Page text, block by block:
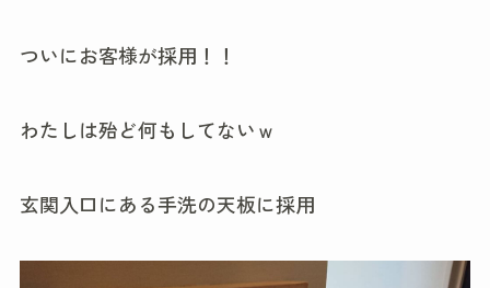
ついにお客様が採用！！
わたしは殆ど何もしてないｗ
玄関入口にある手洗の天板に採用